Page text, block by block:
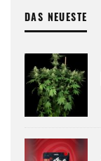
DAS NEUESTE